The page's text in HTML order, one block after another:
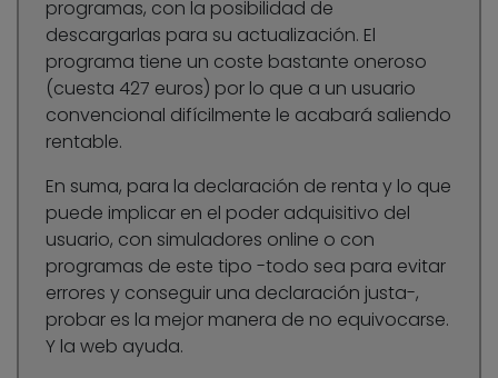
programas, con la posibilidad de
descargarlas para su actualización. El
programa tiene un coste bastante oneroso
(cuesta 427 euros) por lo que a un usuario
convencional difícilmente le acabará saliendo
rentable.
En suma, para la declaración de renta y lo que
puede implicar en el poder adquisitivo del
usuario, con simuladores online o con
programas de este tipo -todo sea para evitar
errores y conseguir una declaración justa-,
probar es la mejor manera de no equivocarse.
Y la web ayuda.